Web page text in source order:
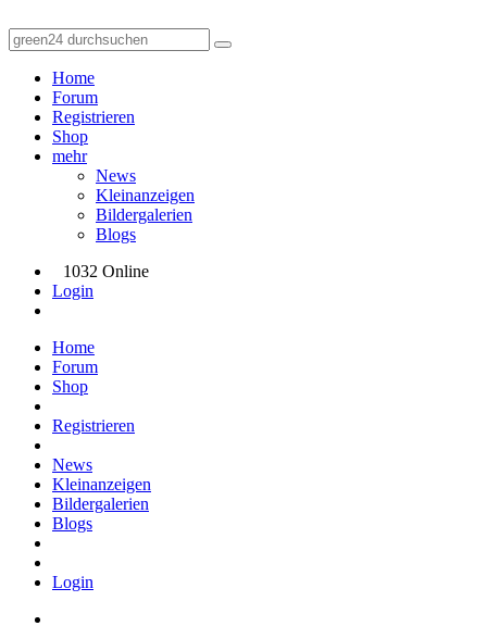
Home
Forum
Registrieren
Shop
mehr
News
Kleinanzeigen
Bildergalerien
Blogs
1032 Online
Login
Home
Forum
Shop
Registrieren
News
Kleinanzeigen
Bildergalerien
Blogs
Login